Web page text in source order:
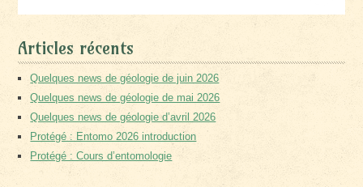
Articles récents
Quelques news de géologie de juin 2026
Quelques news de géologie de mai 2026
Quelques news de géologie d’avril 2026
Protégé : Entomo 2026 introduction
Protégé : Cours d’entomologie